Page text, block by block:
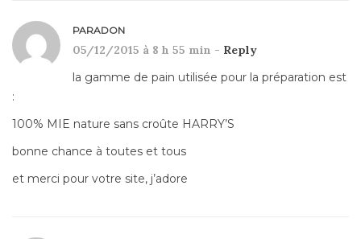
PARADON
05/12/2015 à 8 h 55 min - Reply
la gamme de pain utilisée pour la préparation est
:
100% MIE nature sans croûte HARRY’S
bonne chance à toutes et tous
et merci pour votre site, j’adore